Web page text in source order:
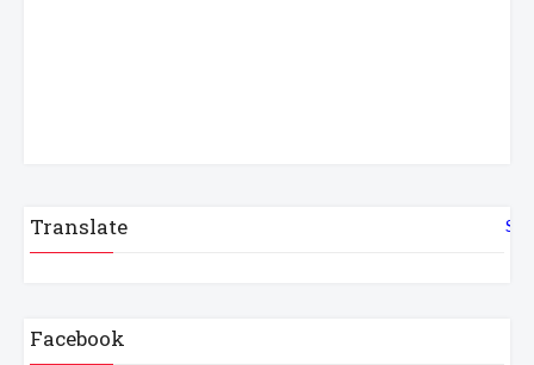
Translate
Facebook